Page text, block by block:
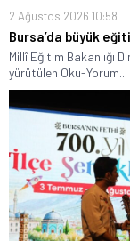
2 Ağustos 2026 10:58
Bursa’da büyük
Millî Eğitim Bakanlığı
yürütülen Oku-Yorum...